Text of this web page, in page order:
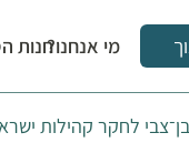
מי אנחנו?חנות
בן־צבי לחקר קהילות